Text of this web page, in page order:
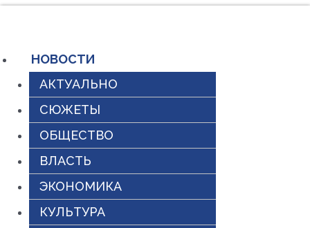
содержимому
НОВОСТИ
АКТУАЛЬНО
СЮЖЕТЫ
ОБЩЕСТВО
ВЛАСТЬ
ЭКОНОМИКА
КУЛЬТУРА